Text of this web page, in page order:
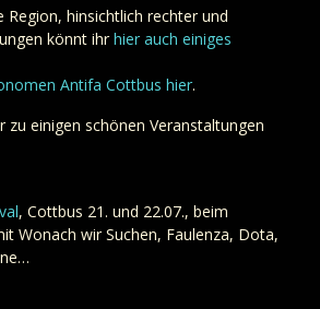
Region, hinsichtlich rechter und
könnt ihrhier auch einiges
Antifa Cottbus hier.
zu einigen schönen Veranstaltungen
, Cottbus 21. und 22.07., beim
Wonach wir Suchen, Faulenza, Dota,